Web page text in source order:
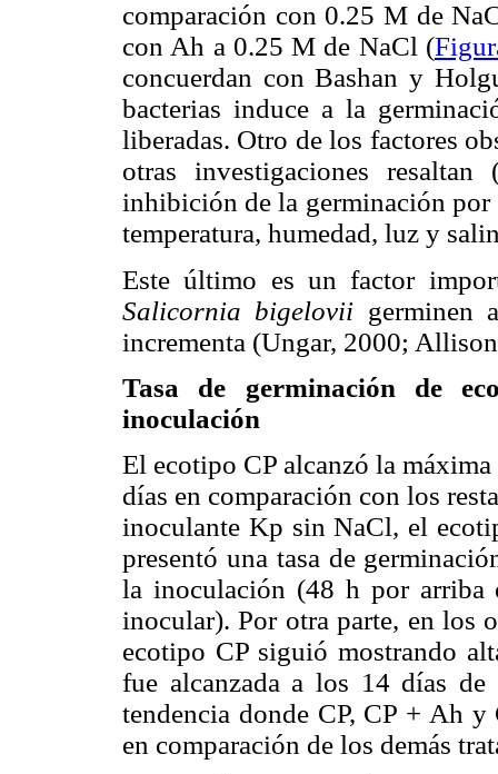
comparación con 0.25 M de
con Ah a 0.25 M de NaCl (
concuerdan con Bashan y
bacterias induce a la
liberadas. Otro de los factores
otras investigaciones
inhibición de la germinación por
temperatura, humedad, luz y
Este último es un factor
Salicornia bigelovii germinen
incrementa (Ungar, 2000;
Tasa de germinación de
inoculación
El ecotipo CP alcanzó la
días en comparación con los
inoculante Kp sin NaCl, el
presentó una tasa de
la inoculación (48 h por arriba
inocular). Por otra parte, en los
ecotipo CP siguió mostrando
fue alcanzada a los 14 días
tendencia donde CP, CP + Ah
en comparación de los demás